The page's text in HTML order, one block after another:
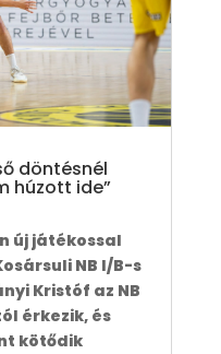
döntésnél
húzott ide”
új játékossal
NB I/B-s
Kristóf az NB
érkezik, és
kötődik